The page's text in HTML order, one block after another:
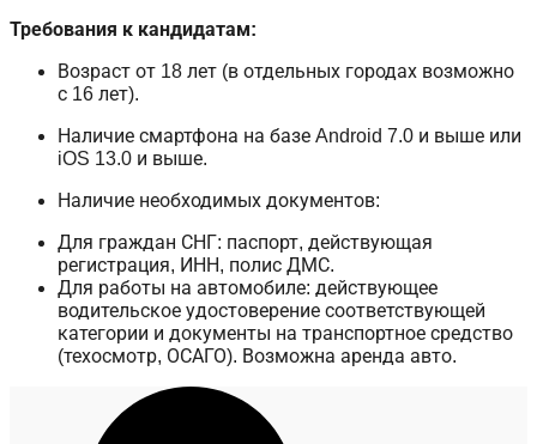
Требования к кандидатам:
Возраст от 18 лет (в отдельных городах возможно
с 16 лет).
Наличие смартфона на базе Android 7.0 и выше или
iOS 13.0 и выше.
Наличие необходимых документов:
Для граждан СНГ: паспорт, действующая
регистрация, ИНН, полис ДМС.
Для работы на автомобиле: действующее
водительское удостоверение соответствующей
категории и документы на транспортное средство
(техосмотр, ОСАГО). Возможна аренда авто.